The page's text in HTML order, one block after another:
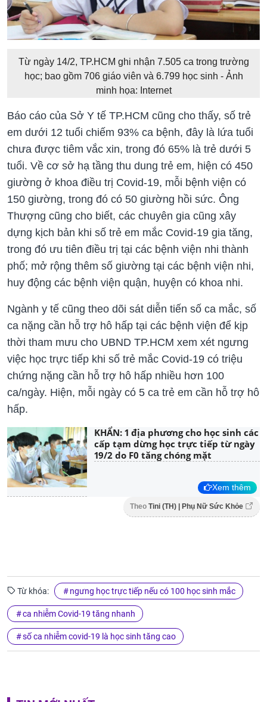
Từ ngày 14/2, TP.HCM ghi nhận 7.505 ca trong trường
học; bao gồm 706 giáo viên và 6.799 học sinh - Ảnh
minh họa: Internet
Báo cáo của Sở Y tế TP.HCM cũng cho thấy, số trẻ
em dưới 12 tuổi chiếm 93% ca bệnh, đây là lứa tuổi
chưa được tiêm vắc xin, trong đó 65% là trẻ dưới 5
tuổi. Về cơ sở hạ tầng thu dung trẻ em, hiện có 450
giường ở khoa điều trị Covid-19, mỗi bệnh viện có
150 giường, trong đó có 50 giường hồi sức. Ông
Thượng cũng cho biết, các chuyên gia cũng xây
dựng kịch bản khi số trẻ em mắc Covid-19 gia tăng,
trong đó ưu tiên điều trị tại các bệnh viện nhi thành
phố; mở rộng thêm số giường tại các bệnh viện nhi,
huy động các bệnh viện quận, huyện có khoa nhi.
Ngành y tế cũng theo dõi sát diễn tiến số ca mắc, số
ca nặng cần hỗ trợ hô hấp tại các bệnh viện để kịp
thời tham mưu cho UBND TP.HCM xem xét ngưng
việc học trực tiếp khi số trẻ mắc Covid-19 có triệu
chứng nặng cần hỗ trợ hô hấp nhiều hơn 100
ca/ngày. Hiện, mỗi ngày có 5 ca trẻ em cần hỗ trợ hô
hấp.
KHẨN: 1 địa phương cho học sinh các
cấp tạm dừng học trực tiếp từ ngày
19/2 do F0 tăng chóng mặt
Xem thêm
Theo Tini (TH) | Phụ Nữ Sức Khỏe
Từ khóa: ngưng học trực tiếp nếu có 100 học sinh mắc
ca nhiễm Covid-19 tăng nhanh
số ca nhiễm covid-19 là học sinh tăng cao